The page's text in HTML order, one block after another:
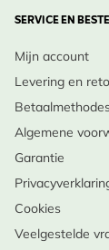
SERVICE EN
Mijn account
Levering en
Algemene
Garantie
Cookies
Veelgestelde